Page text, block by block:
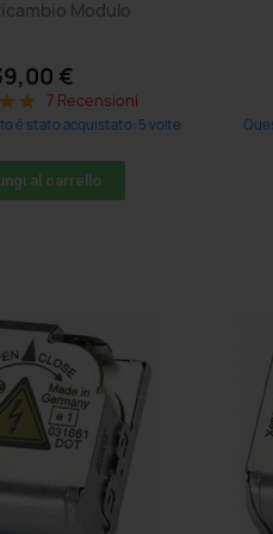
Modulo
€
star star 7 Recensioni
è stato acquistato: 5 volte
al carrello